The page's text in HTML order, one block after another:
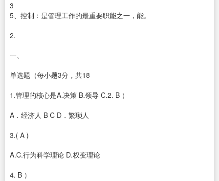
3
5、控制：是管理工作的最重要职能之一，能。
2.
一、
单选题（每小题3分，共18
1.管理的核心是A.决策 B.领导 C.2. B ）
A．经济人 B C D．繁琐人
3.( A )
A.C.行为科学理论 D.权变理论
4. B ）